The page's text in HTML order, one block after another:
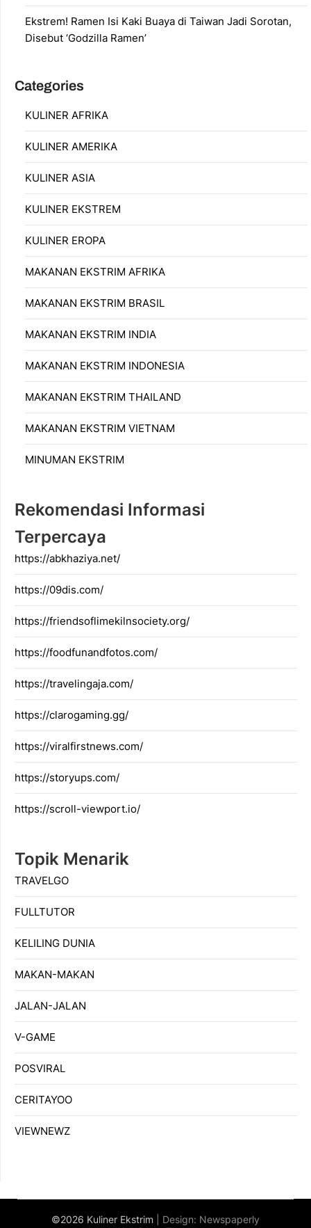
Ekstrem! Ramen Isi Kaki Buaya di Taiwan Jadi Sorotan,
Disebut ‘Godzilla Ramen’
Categories
KULINER AFRIKA
KULINER AMERIKA
KULINER ASIA
KULINER EKSTREM
KULINER EROPA
MAKANAN EKSTRIM AFRIKA
MAKANAN EKSTRIM BRASIL
MAKANAN EKSTRIM INDIA
MAKANAN EKSTRIM INDONESIA
MAKANAN EKSTRIM THAILAND
MAKANAN EKSTRIM VIETNAM
MINUMAN EKSTRIM
Rekomendasi Informasi
Terpercaya
https://abkhaziya.net/
https://09dis.com/
https://friendsoflimekilnsociety.org/
https://foodfunandfotos.com/
https://travelingaja.com/
https://clarogaming.gg/
https://viralfirstnews.com/
https://storyups.com/
https://scroll-viewport.io/
Topik Menarik
TRAVELGO
FULLTUTOR
KELILING DUNIA
MAKAN-MAKAN
JALAN-JALAN
V-GAME
POSVIRAL
CERITAYOO
VIEWNEWZ
©2026 Kuliner Ekstrim | Design: Newspaperly